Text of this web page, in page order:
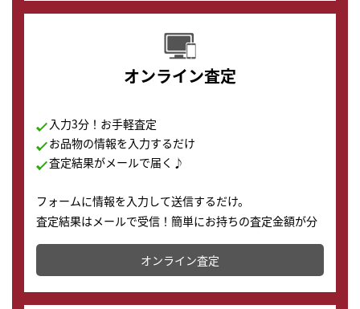
オンライン査定
入力3分！お手軽査定
お品物の情報を入力するだけ
査定結果がメールで届く♪
フォームに情報を入力して送信するだけ。
査定結果はメールで受信！簡単にお持ちの査定金額が分
かります。
オンライン査定